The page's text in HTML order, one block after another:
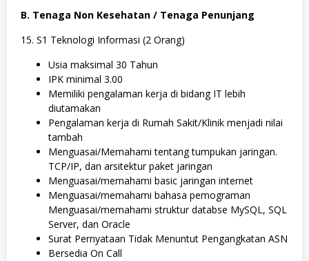
B. Tenaga Non Kesehatan / Tenaga Penunjang
15. S1 Teknologi Informasi (2 Orang)
Usia maksimal 30 Tahun
IPK minimal 3.00
Memiliki pengalaman kerja di bidang IT lebih
diutamakan
Pengalaman kerja di Rumah Sakit/Klinik menjadi nilai
tambah
Menguasai/Memahami tentang tumpukan jaringan.
TCP/IP, dan arsitektur paket jaringan
Menguasai/memahami basic jaringan internet
Menguasai/memahami bahasa pemograman
Menguasai/memahami struktur databse MySQL, SQL
Server, dan Oracle
Surat Pernyataan Tidak Menuntut Pengangkatan ASN
Bersedia On Call